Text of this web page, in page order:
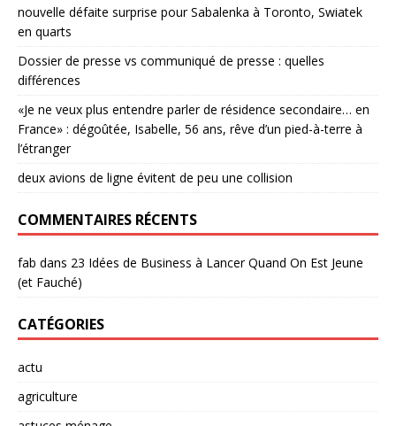
nouvelle défaite surprise pour Sabalenka à Toronto, Swiatek
en quarts
Dossier de presse vs communiqué de presse : quelles
différences
«Je ne veux plus entendre parler de résidence secondaire… en
France» : dégoûtée, Isabelle, 56 ans, rêve d’un pied-à-terre à
l’étranger
deux avions de ligne évitent de peu une collision
COMMENTAIRES RÉCENTS
fab dans 23 Idées de Business à Lancer Quand On Est Jeune
(et Fauché)
CATÉGORIES
actu
agriculture